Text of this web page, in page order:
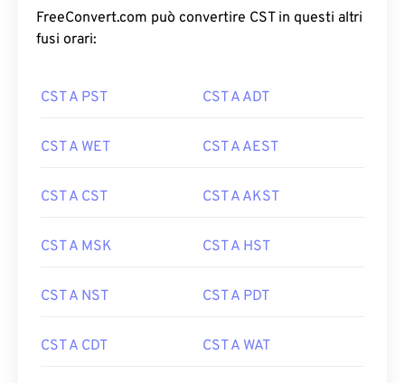
FreeConvert.com può convertire CST in questi altri
fusi orari:
CST A PST CST A ADT
CST A WET CST A AEST
CST A CST CST A AKST
CST A MSK CST A HST
CST A NST CST A PDT
CST A CDT CST A WAT